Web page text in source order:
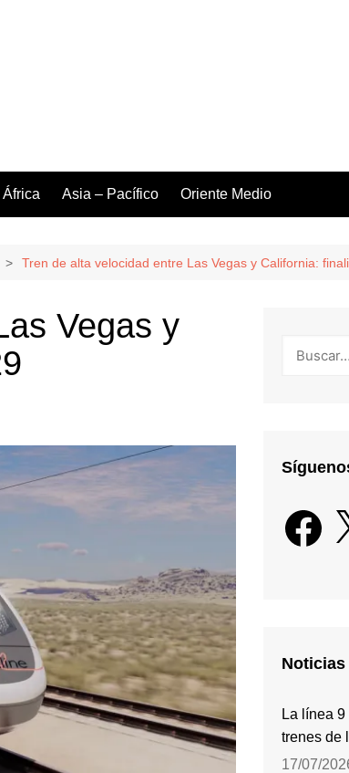
África Asia – Pacífico Oriente Medio
Tren de alta velocidad entre Las Vegas y California:
Vegas y
Facebook
X
Noticias
La línea
trenes de
17/07/